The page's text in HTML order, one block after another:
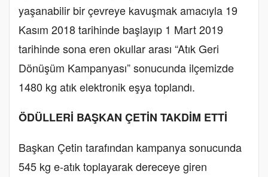
yaşanabilir bir çevreye kavuşmak amacıyla 19
Kasım 2018 tarihinde başlayıp 1 Mart 2019
tarihinde sona eren okullar arası “Atık Geri
Dönüşüm Kampanyası” sonucunda ilçemizde
1480 kg atık elektronik eşya toplandı.
ÖDÜLLERİ BAŞKAN ÇETİN TAKDİM ETTİ
Başkan Çetin tarafından kampanya sonucunda
545 kg e-atık toplayarak dereceye giren